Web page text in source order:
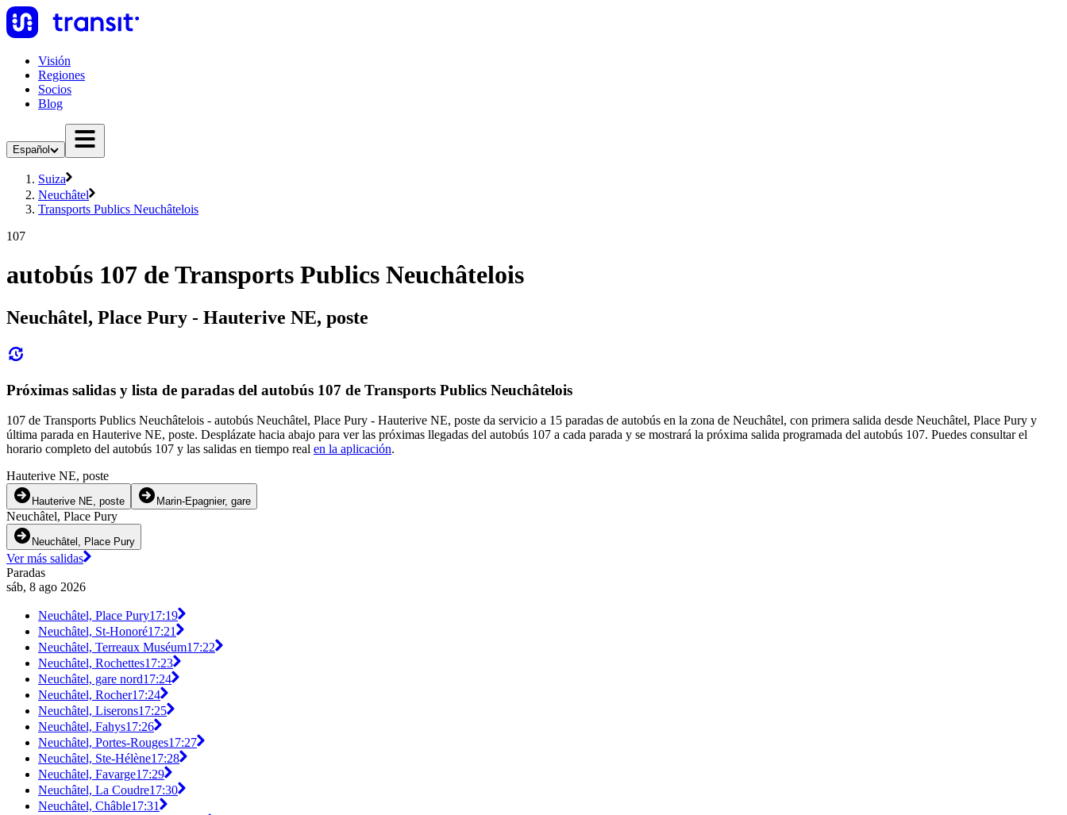
Visión
Regiones
Socios
Blog
Español
Suiza
Neuchâtel
Transports Publics Neuchâtelois
107
autobús 107 de Transports Publics Neuchâtelois
Neuchâtel, Place Pury - Hauterive NE, poste
Próximas salidas y lista de paradas del autobús 107 de Transports Publics Neuchâtelois
107 de Transports Publics Neuchâtelois - autobús Neuchâtel, Place Pury - Hauterive NE, poste da servicio a 15 paradas de autobús en la zona de Neuchâtel, con primera salida desde Neuchâtel, Place Pury y
última parada en Hauterive NE, poste. Desplázate hacia abajo para ver las próximas llegadas del autobús 107 a cada parada y se mostrará la próxima salida programada del autobús 107. Puedes consultar el
horario completo del autobús 107 y las salidas en tiempo real en la aplicación.
Hauterive NE, poste
Hauterive NE, poste Marin-Epagnier, gare
Neuchâtel, Place Pury
Neuchâtel, Place Pury
Ver más salidas
Paradas
sáb, 8 ago 2026
Neuchâtel, Place Pury17:19
Neuchâtel, St-Honoré17:21
Neuchâtel, Terreaux Muséum17:22
Neuchâtel, Rochettes17:23
Neuchâtel, gare nord17:24
Neuchâtel, Rocher17:24
Neuchâtel, Liserons17:25
Neuchâtel, Fahys17:26
Neuchâtel, Portes-Rouges17:27
Neuchâtel, Ste-Hélène17:28
Neuchâtel, Favarge17:29
Neuchâtel, La Coudre17:30
Neuchâtel, Châble17:31